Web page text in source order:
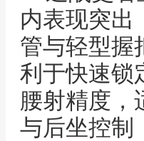
内表现突出
管与轻型握
利于快速锁
腰射精度，
与后坐控制